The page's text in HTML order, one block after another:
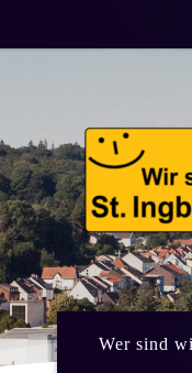
Wer sind
ALLGEMEIN